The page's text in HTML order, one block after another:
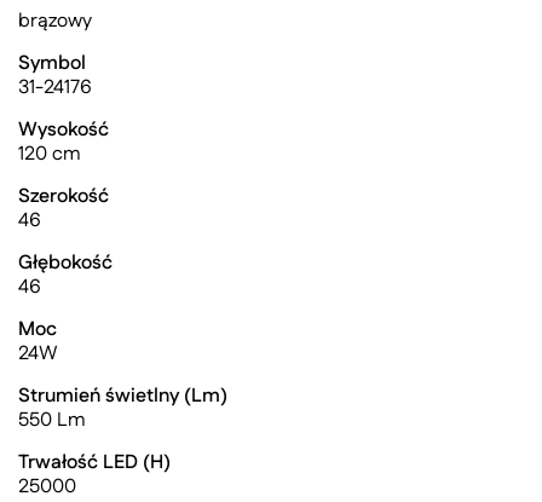
brązowy
Symbol
31-24176
Wysokość
120 cm
Szerokość
46
Głębokość
46
Moc
24W
Strumień świetlny (Lm)
550 Lm
Trwałość LED (H)
25000